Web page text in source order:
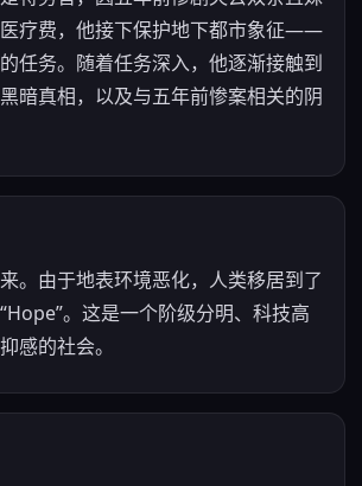
疗费，他接下保护地下都市象征——
任务。随着任务深入，他逐渐接触到
暗真相，以及与五年前惨案相关的阴
。由于地表环境恶化，人类移居到了
。这是一个阶级分明、科技高
感的社会。